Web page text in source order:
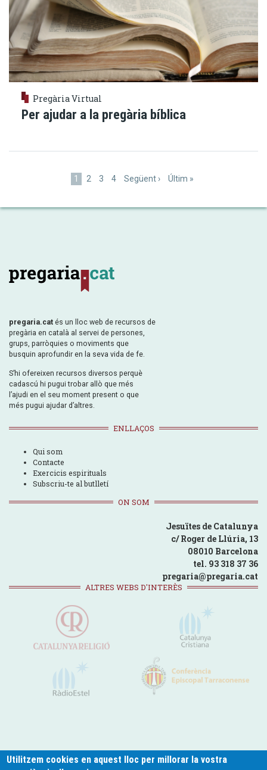
Pregària Virtual
Per ajudar a la pregària bíblica
Pàgina
1 Pàgina
2 Pàgina
3 Pàgina
4
Pàgina
Següent ›
Última
Últim »
pregaria.cat és un lloc web de recursos de
pregària en català al servei de persones,
grups, parròquies o moviments que
busquin aprofundir en la seva vida de fe.
S’hi ofereixen recursos diversos perquè
cadascú hi pugui trobar allò que més
l’ajudi en el seu moment present o que
més pugui ajudar d’altres.
ENLLAÇOS
Qui som
Contacte
Exercicis espirituals
Subscriu-te al butlletí
ON SOM
Jesuïtes de Catalunya
c/ Roger de Llúria, 13
08010 Barcelona
tel. 93 318 37 36
pregaria@pregaria.cat
ALTRES WEBS D'INTERÈS
Utilitzem cookies en aquest lloc per millorar la vostra